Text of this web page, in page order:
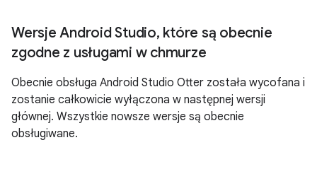
Wersje Android Studio, które są obecnie
zgodne z usługami w chmurze
Obecnie obsługa Android Studio Otter została wycofana i
zostanie całkowicie wyłączona w następnej wersji
głównej. Wszystkie nowsze wersje są obecnie
obsługiwane.